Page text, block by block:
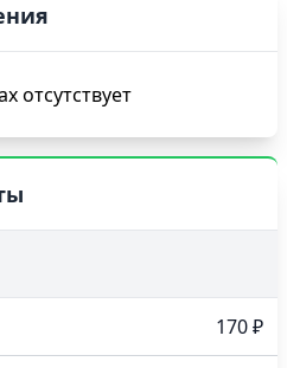
отсутствует
170 ₽